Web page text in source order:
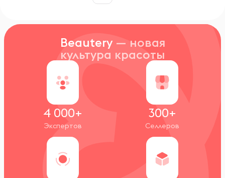
Beautery — новая
культура красоты
4 000+
Экспертов
300+
Селлеров